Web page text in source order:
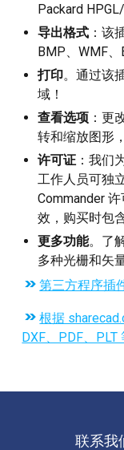
Packard
导出格式 ：该
BMP、WMF、
打印。通过该
域！
查看选项 ：更
转和缩放图形
许可证 ：我们
工作人员可独
Commander
效，购买时包
更多功能。了
多种光栅和矢
第三方程序插
根据
DXF、PDF、
联系我